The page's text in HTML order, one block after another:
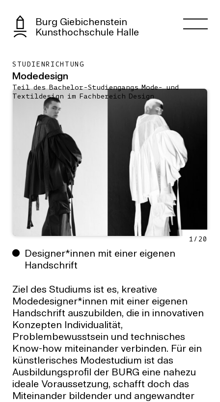
Burg Giebichenstein
Kunsthochschule Halle
STUDIENRICHTUNG
Modedesign
Teil des Bachelor-Studiengangs Mode- und
Textildesign im Fachbereich Design
1 / 20
Designer*innen mit einer eigenen
Handschrift
Ziel des Studiums ist es, kreative
Modedesigner*innen mit einer eigenen
Handschrift auszubilden, die in innovativen
Konzepten Individualität,
Problembewusstsein und technisches
Know-how miteinander verbinden. Für ein
künstlerisches Modestudium ist das
Ausbildungsproﬁl der BURG eine nahezu
ideale Voraussetzung, schafft doch das
Miteinander bildender und angewandter